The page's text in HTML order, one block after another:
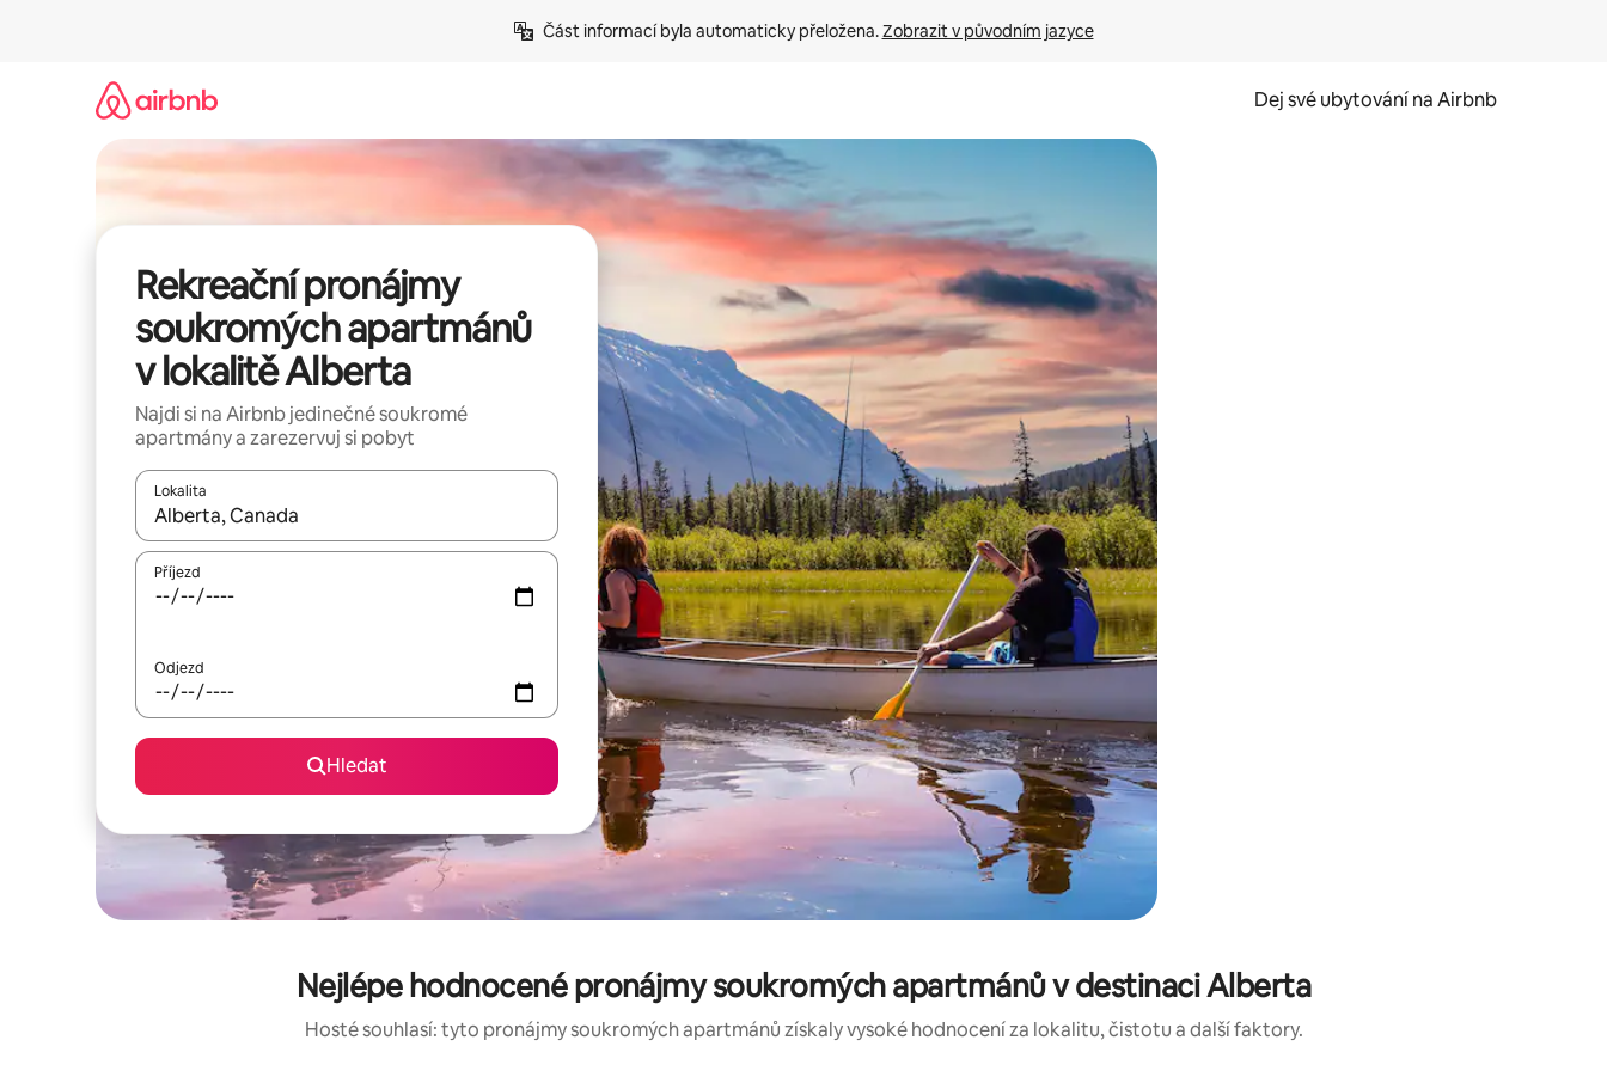
Část informací byla automaticky přeložena. Zobrazit v původním jazyce
Dej své ubytování na Airbnb
Rekreační pronájmy
soukromých apartmánů
v lokalitě Alberta
Najdi si na Airbnb jedinečné soukromé
apartmány a zarezervuj si pobyt
Lokalita
Až budou výsledky k dispozici, můžeš si je procházet pomocí šipek nahoru a dolů, dotykem nebo přejetím prstem.
Příjezd
Odjezd
Hledat
Nejlépe hodnocené pronájmy soukromých apartmánů v destinaci Alberta
Hosté souhlasí: tyto pronájmy soukromých apartmánů získaly vysoké hodnocení za lokalitu, čistotu a další faktory.